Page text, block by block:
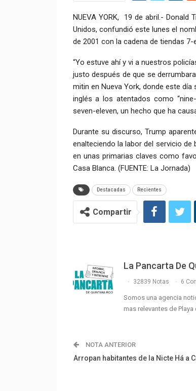
NUEVA YORK, 19 de abril.- Donald
Unidos, confundió este lunes el
de 2001 con la cadena de tiendas 7-
“Yo estuve ahí y vi a nuestros
justo después de que se
mitin en Nueva York, donde este
inglés a los atentados como
seven-eleven, un hecho que ha
Durante su discurso, Trump
enalteciendo la labor del servicio
en unas primarias claves como
Casa Blanca. (FUENTE: La Jornada)
Destacadas Recientes
Compartir
La Pancarta De
32839 Notas 6
Somos una agencia
mas relevantes de Playa
NOTA ANTERIOR
Arropan habitantes de la Nicte Há a